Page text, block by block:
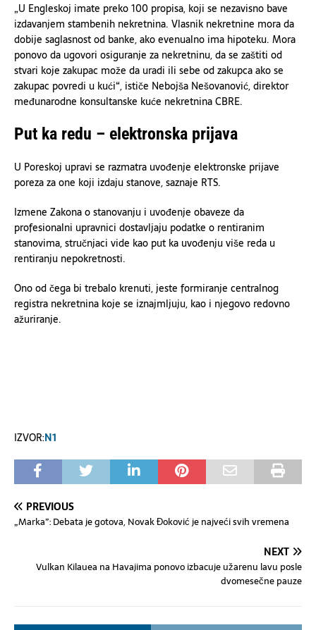
„U Engleskoj imate preko 100 propisa, koji se nezavisno bave
izdavanjem stambenih nekretnina. Vlasnik nekretnine mora da
dobije saglasnost od banke, ako evenualno ima hipoteku. Mora
ponovo da ugovori osiguranje za nekretninu, da se zaštiti od
stvari koje zakupac može da uradi ili sebe od zakupca ako se
zakupac povredi u kući“, ističe Nebojša Nešovanović, direktor
međunarodne konsultanske kuće nekretnina CBRE.
Put ka redu – elektronska prijava
U Poreskoj upravi se razmatra uvođenje elektronske prijave
poreza za one koji izdaju stanove, saznaje RTS.
Izmene Zakona o stanovanju i uvođenje obaveze da
profesionalni upravnici dostavljaju podatke o rentiranim
stanovima, stručnjaci vide kao put ka uvođenju više reda u
rentiranju nepokretnosti.
Ono od čega bi trebalo krenuti, jeste formiranje centralnog
registra nekretnina koje se iznajmljuju, kao i njegovo redovno
ažuriranje.
IZVOR:N1
PREVIOUS
„Marka”: Debata je gotova, Novak Đoković je najveći svih vremena
NEXT
Vulkan Kilauea na Havajima ponovo izbacuje užarenu lavu posle
dvomesečne pauze